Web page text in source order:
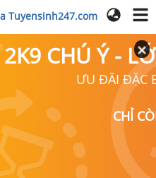
Tuyensinh247.com
2K9 CHÚ Ý -
ƯU ĐÃI ĐẶC
CHỈ